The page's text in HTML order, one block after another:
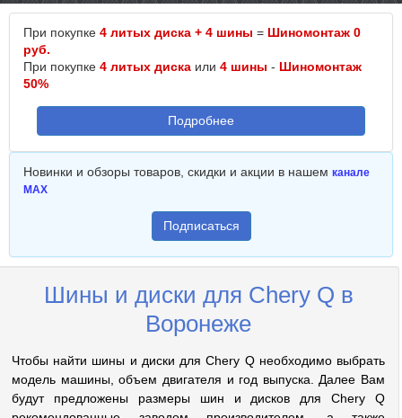
При покупке 4 литых диска + 4 шины = Шиномонтаж 0
руб.
При покупке 4 литых диска или 4 шины - Шиномонтаж
50%
Подробнее
Новинки и обзоры товаров, скидки и акции в нашем канале
MAX
Подписаться
Шины и диски для Chery Q в
Воронеже
Чтобы найти шины и диски для Chery Q необходимо выбрать
модель машины, объем двигателя и год выпуска. Далее Вам
будут предложены размеры шин и дисков для Chery Q